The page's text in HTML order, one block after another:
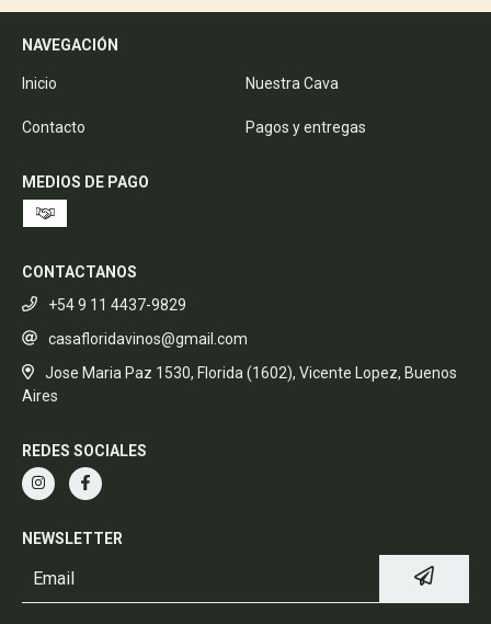
NAVEGACIÓN
Inicio Nuestra Cava
Contacto Pagos y entregas
MEDIOS DE PAGO
CONTACTANOS
+54 9 11 4437-9829
casafloridavinos@gmail.com
Jose Maria Paz 1530, Florida (1602), Vicente Lopez, Buenos
Aires
REDES SOCIALES
NEWSLETTER